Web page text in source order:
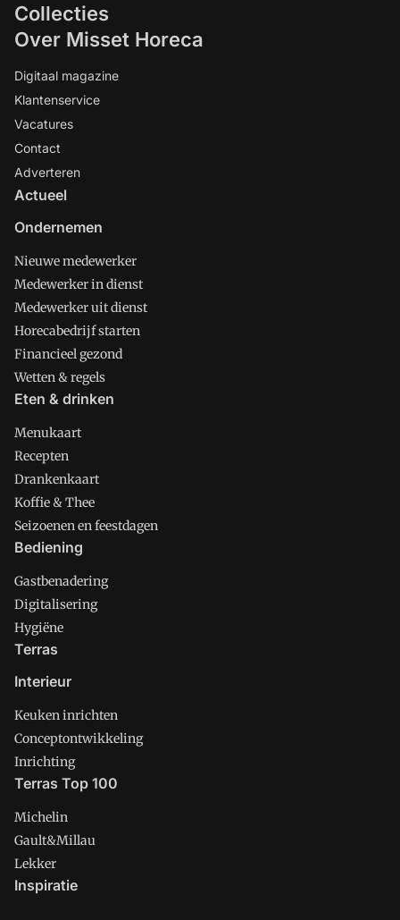
Collecties
Over Misset Horeca
Digitaal magazine
Klantenservice
Vacatures
Contact
Adverteren
Actueel
Ondernemen
Nieuwe medewerker
Medewerker in dienst
Medewerker uit dienst
Horecabedrijf starten
Financieel gezond
Wetten & regels
Eten & drinken
Menukaart
Recepten
Drankenkaart
Koffie & Thee
Seizoenen en feestdagen
Bediening
Gastbenadering
Digitalisering
Hygiëne
Terras
Interieur
Keuken inrichten
Conceptontwikkeling
Inrichting
Terras Top 100
Michelin
Gault&Millau
Lekker
Inspiratie